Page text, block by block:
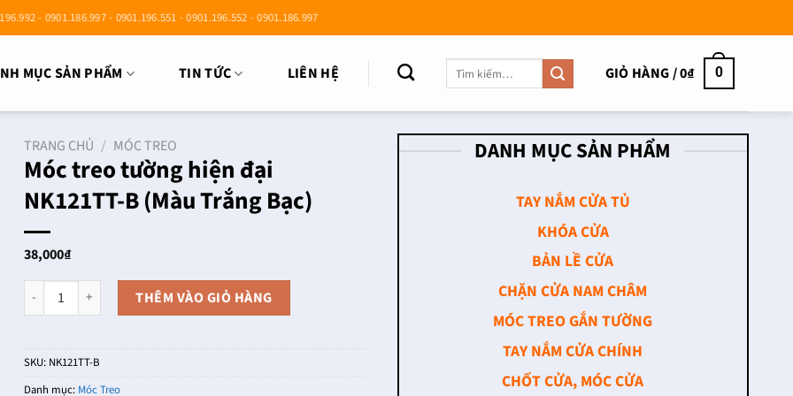
- 0901.186.997 - 0901.196.551 - 0901.196.552 - 0901.186.997
MỤC SẢN PHẨM TIN TỨC LIÊN HỆ
Tìm
kiếm:
GIỎ HÀNG /0₫ 0
TRANG CHỦ / MÓC TREO
Móc treo tường hiện đại
NK121TT-B (Màu Trắng Bạc)
38,000₫
Móc treo tường hiện đại NK121TT-B (Màu Trắng Bạc) số lượng
THÊM VÀO GIỎ HÀNG
SKU: NK121TT-B
Danh mục: Móc Treo
DANH MỤC SẢN PHẨM
TAY NẮM CỬA TỦ
KHÓA CỬA
BẢN LỀ CỬA
CHẶN CỬA NAM CHÂM
MÓC TREO GẮN TƯỜNG
TAY NẮM CỬA CHÍNH
CHỐT CỬA, MÓC CỬA